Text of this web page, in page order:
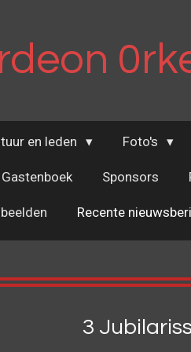
en leden Foto's
Gastenboek Sponsors
Recente
3